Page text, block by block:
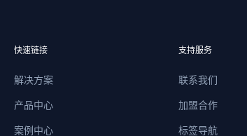
快速链接
解决方案
产品中心
案例中心
支持服务
联系我们
加盟合作
标签导航